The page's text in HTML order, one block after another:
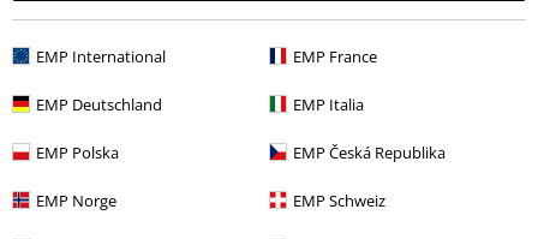
EMP International EMP France
EMP Deutschland EMP Italia
EMP Polska EMP Česká Republika
EMP Norge EMP Schweiz
Accessoires
Themen Anhänger
Themen Halsketten
Themen